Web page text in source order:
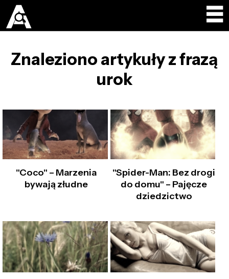
Znaleziono artykuły z frazą
urok
"Coco" – Marzenia
bywają złudne
"Spider-Man: Bez drogi
do domu" – Pajęcze
dziedzictwo